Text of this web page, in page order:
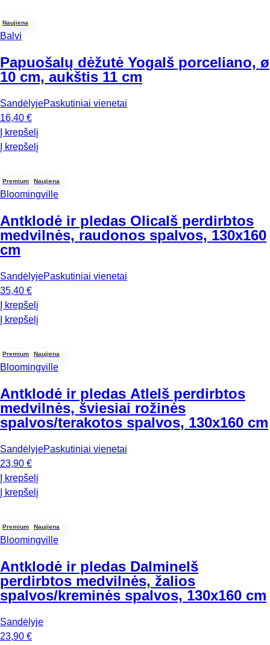
Naujiena
Balvi
Papuošalų dėžutė YogaIš porceliano, ø
10 cm, aukštis 11 cm
SandėlyjePaskutiniai vienetai
16,40 €
Į krepšelį
Į krepšelį
Premium Naujiena
Bloomingville
Antklodė ir pledas OlicaIš perdirbtos
medvilnės, raudonos spalvos, 130x160
cm
SandėlyjePaskutiniai vienetai
35,40 €
Į krepšelį
Į krepšelį
Premium Naujiena
Bloomingville
Antklodė ir pledas AtleIš perdirbtos
medvilnės, šviesiai rožinės
spalvos/terakotos spalvos, 130x160 cm
SandėlyjePaskutiniai vienetai
23,90 €
Į krepšelį
Į krepšelį
Premium Naujiena
Bloomingville
Antklodė ir pledas DalmineIš
perdirbtos medvilnės, žalios
spalvos/kreminės spalvos, 130x160 cm
Sandėlyje
23,90 €